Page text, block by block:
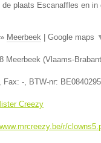
de plaats Escanaffles en in
» Meerbeek Google maps
Meerbeek (Vlaams-Brabant
, Fax: -, BTW-nr:
Creezy
r/